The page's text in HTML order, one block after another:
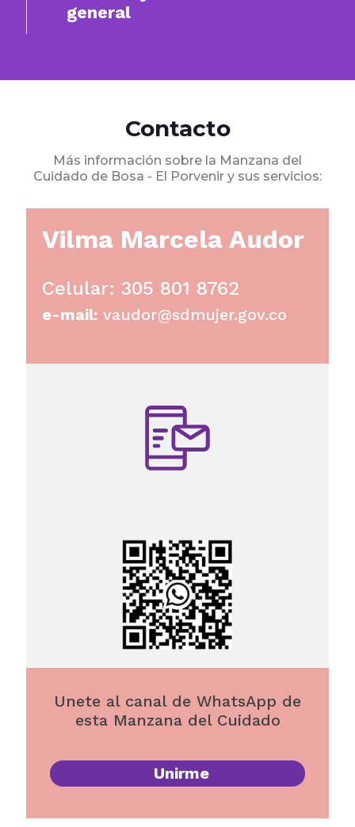
general
Contacto
Más información sobre la Manzana del
Cuidado de Bosa - El Porvenir y sus servicios:
Vilma Marcela Audor
Celular: 305 801 8762
e-mail: vaudor@sdmujer.gov.co
Unete al canal de WhatsApp de
esta Manzana del Cuidado
Unirme